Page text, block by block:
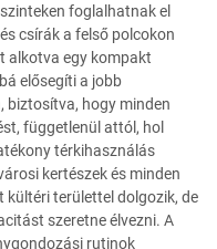
foglalhatnak el
csírák a felső polcokon
alkotva egy kompakt
elősegíti a jobb
biztosítva, hogy minden
függetlenül attól, hol
térkihasználás
kertészek és minden
területtel dolgozik, de
szeretne élvezni. A
rutinok